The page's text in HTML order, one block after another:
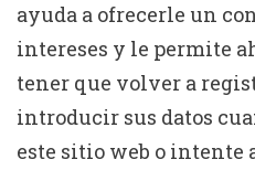
ayuda a ofrecerle un
intereses y le permite
tener que volver a
introducir sus datos
este sitio web o intente